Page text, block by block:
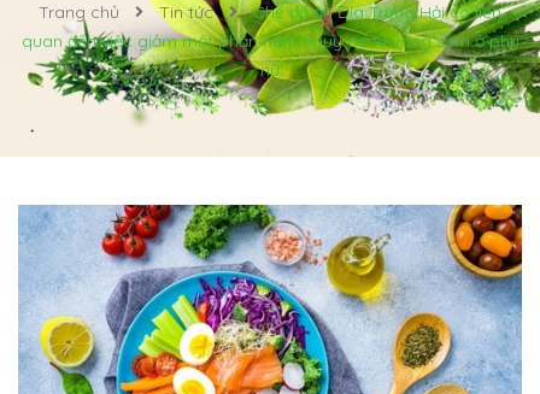
Trang chủ Tin tức
Chế độ ăn Địa Trung Hải có liên
quan đến việc giảm một phần năm nguy cơ tử vong sớm ở phụ
nữ